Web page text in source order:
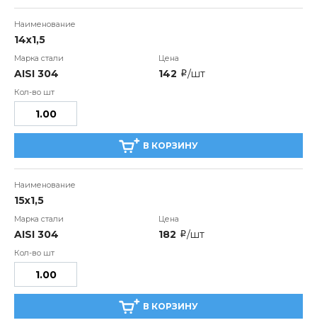
14х1,5
AISI 304 142 i/шт
В КОРЗИНУ
15х1,5
AISI 304 182 i/шт
В КОРЗИНУ